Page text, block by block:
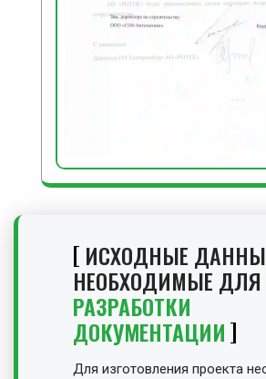
ИСХОДНЫЕ
НЕОБХОДИМЫЕ ДЛЯ
РАЗРАБОТКИ
ДОКУМЕНТАЦИИ
Для изготовления проекта